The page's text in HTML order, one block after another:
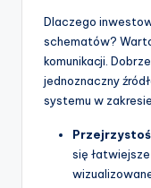
Dlaczego
schematów?
komunikacji.
jednoznaczny
systemu w
się